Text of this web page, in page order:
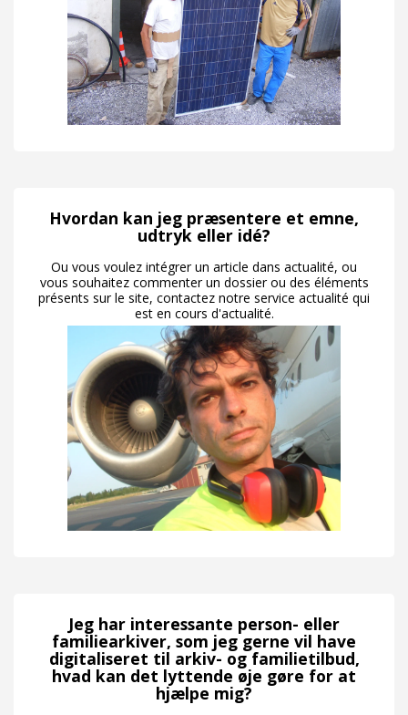
Hvordan kan jeg præsentere et emne,
udtryk eller idé?
Ou vous voulez intégrer un article dans actualité, ou
vous souhaitez commenter un dossier ou des éléments
présents sur le site, contactez notre service actualité qui
est en cours d'actualité.
Jeg har interessante person- eller
familiearkiver, som jeg gerne vil have
digitaliseret til arkiv- og familietilbud,
hvad kan det lyttende øje gøre for at
hjælpe mig?